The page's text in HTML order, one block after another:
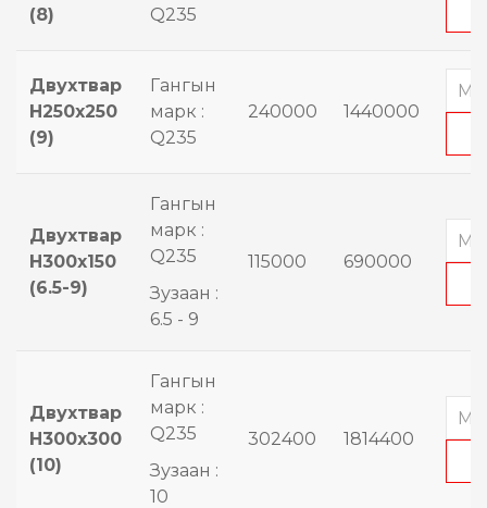
(8)
Q235
Двухтвар
H250x250
(9)
Гангын
марк :
Q235
240000 1440000
Двухтвар
H300x150
(6.5-9)
Гангын
марк :
Q235
Зузаан :
6.5 - 9
115000 690000
Двухтвар
H300x300
(10)
Гангын
марк :
Q235
Зузаан :
10
302400 1814400